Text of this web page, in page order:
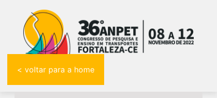
< voltar para a home